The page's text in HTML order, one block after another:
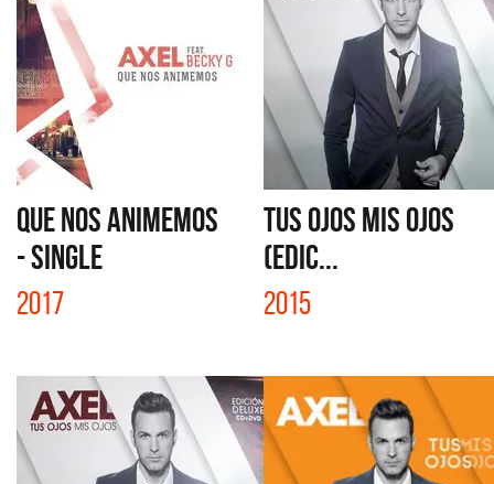
QUE NOS ANIMEMOS
- SINGLE
2017
TUS OJOS MIS OJOS
(EDIC...
2015